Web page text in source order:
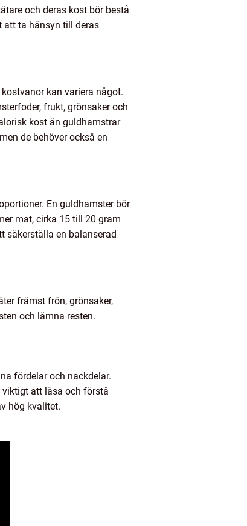
och deras kost bör bestå
att ta hänsyn till deras
kan variera något.
frukt, grönsaker och
kost än guldhamstrar
de behöver också en
En guldhamster bör
mat, cirka 15 till 20 gram
säkerställa en balanserad
främst frön, grönsaker,
och lämna resten.
fördelar och nackdelar.
viktigt att läsa och förstå
hög kvalitet.